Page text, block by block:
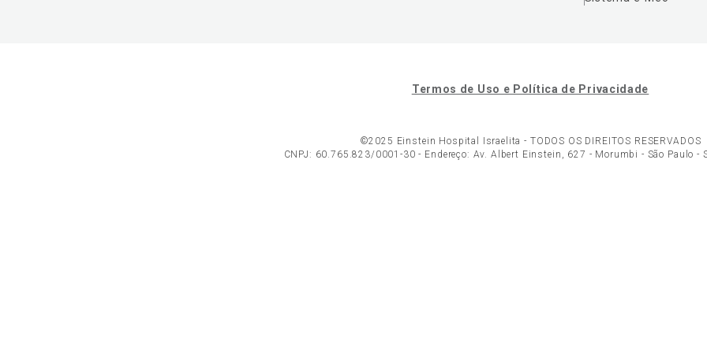
Termos de Uso e Política de Privacidade
©2025 Einstein Hospital Israelita - TODOS OS DIREITOS RESERVADOS
CNPJ: 60.765.823/0001-30 - Endereço: Av. Albert Einstein, 627 - Morumbi - São Paulo -